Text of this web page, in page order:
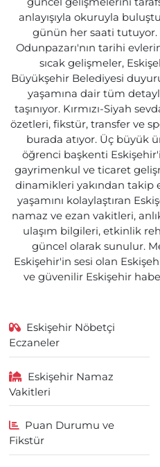
anlayışıyla okuruyla
günün her saati tutuyor.
Odunpazarı'nın tarihi
sıcak gelişmeler,
Büyükşehir Belediyesi
yaşamına dair tüm
taşınıyor. Kırmızı-Siyah
özetleri, fikstür, transfer ve
burada atıyor. Üç büyük
öğrenci başkenti
gayrimenkul ve ticaret
dinamikleri yakından takip
yaşamını kolaylaştıran
namaz ve ezan vakitleri,
ulaşım bilgileri, etkinlik
güncel olarak sunulur.
Eskişehir'in sesi olan
ve güvenilir Eskişehir
Eskişehir Nöbetçi
Eczaneler
Eskişehir Namaz
Vakitleri
Puan Durumu ve
Fikstür